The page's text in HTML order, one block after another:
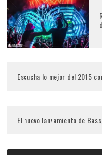
Escucha lo mejor del 2015
El nuevo lanzamiento de